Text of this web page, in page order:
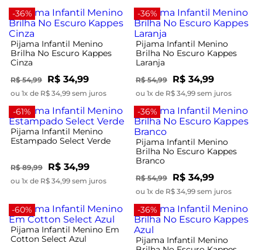
-36%
Pijama Infantil Menino
Brilha No Escuro Kappes
Cinza
R$ 54,99 R$ 34,99
ou 1x de R$ 34,99 sem juros
-36%
Pijama Infantil Menino
Brilha No Escuro Kappes
Laranja
R$ 54,99 R$ 34,99
ou 1x de R$ 34,99 sem juros
-61%
Pijama Infantil Menino
Estampado Select Verde
R$ 89,99 R$ 34,99
ou 1x de R$ 34,99 sem juros
-36%
Pijama Infantil Menino
Brilha No Escuro Kappes
Branco
R$ 54,99 R$ 34,99
ou 1x de R$ 34,99 sem juros
-60%
Pijama Infantil Menino Em
Cotton Select Azul
-36%
Pijama Infantil Menino